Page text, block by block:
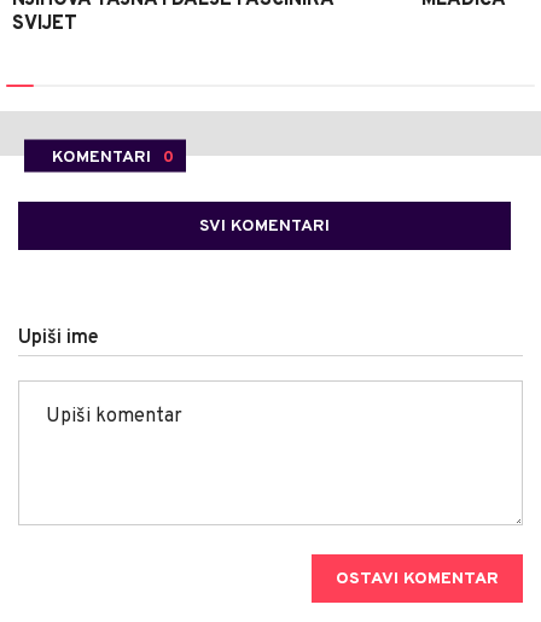
SVIJET
KOMENTARI 0
SVI KOMENTARI
Upiši ime
OSTAVI KOMENTAR